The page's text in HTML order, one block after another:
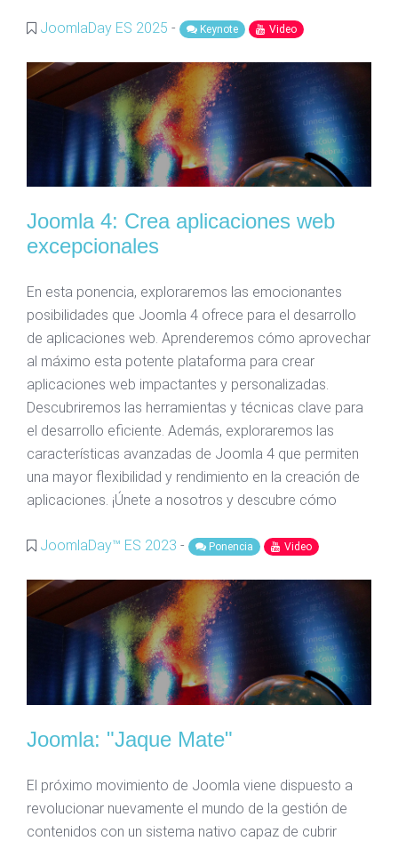
JoomlaDay ES 2025 - Keynote Video
Joomla 4: Crea aplicaciones web
excepcionales
En esta ponencia, exploraremos las emocionantes
posibilidades que Joomla 4 ofrece para el desarrollo
de aplicaciones web. Aprenderemos cómo aprovechar
al máximo esta potente plataforma para crear
aplicaciones web impactantes y personalizadas.
Descubriremos las herramientas y técnicas clave para
el desarrollo eficiente. Además, exploraremos las
características avanzadas de Joomla 4 que permiten
una mayor flexibilidad y rendimiento en la creación de
aplicaciones. ¡Únete a nosotros y descubre cómo
JoomlaDay™ ES 2023 - Ponencia Video
Joomla: "Jaque Mate"
El próximo movimiento de Joomla viene dispuesto a
revolucionar nuevamente el mundo de la gestión de
contenidos con un sistema nativo capaz de cubrir